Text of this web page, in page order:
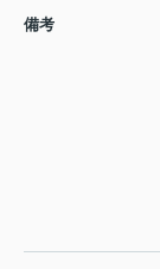
備考